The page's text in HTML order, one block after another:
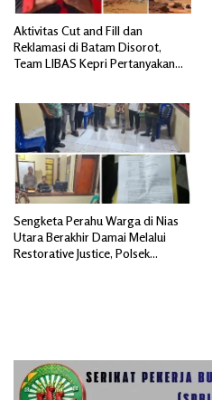
Aktivitas Cut and Fill dan
Reklamasi di Batam Disorot,
Team LIBAS Kepri Pertanyakan
Sengketa Perahu Warga di Nias
Utara Berakhir Damai Melalui
Restorative Justice, Polsek